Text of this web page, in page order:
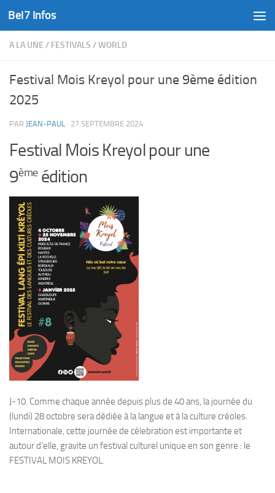
Skip to content
Bel7 Infos
A LA UNE / FESTIVALS /WORLD
Festival Mois Kreyol pour une 9ème édition
2025
PAR JEAN-PAUL · 27 SEPTEMBRE 2024
Festival Mois Kreyol pour une
9èmeédition
J-10. Comme chaque année depuis plus de 40 ans, la journée du
(lundi) 28 octobre sera dédiée à la langue et à la culture créoles.
Internationale, cette journée de célebration est importante et
autour d’elle, gravite un festival culturel unique en son genre : le
FESTIVAL MOIS KREYOL.